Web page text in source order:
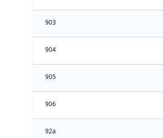
903
904
905
906
92a